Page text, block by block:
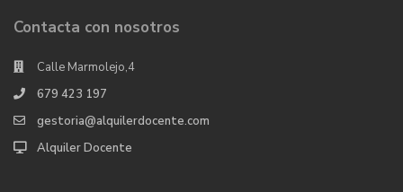
Contacta con nosotros
Calle Marmolejo,4
679 423 197
gestoria@alquilerdocente.com
Alquiler Docente